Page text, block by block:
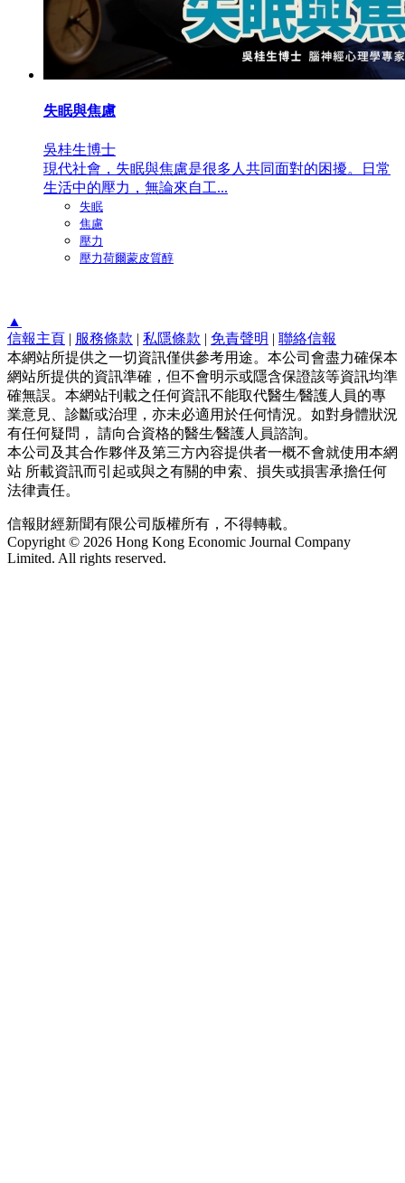
失眠與焦慮
吳桂生博士
現代社會，失眠與焦慮是很多人共同面對的困擾。日常
生活中的壓力，無論來自工...
失眠
焦慮
壓力
壓力荷爾蒙皮質醇
▲
信報主頁 | 服務條款 | 私隱條款 | 免責聲明 | 聯絡信報
本網站所提供之一切資訊僅供參考用途。本公司會盡力確保本
網站所提供的資訊準確，但不會明示或隱含保證該等資訊均準
確無誤。本網站刊載之任何資訊不能取代醫生∕醫護人員的專
業意見、診斷或治理，亦未必適用於任何情況。如對身體狀況
有任何疑問， 請向合資格的醫生∕醫護人員諮詢。
本公司及其合作夥伴及第三方內容提供者一概不會就使用本網
站 所載資訊而引起或與之有關的申索、損失或損害承擔任何
法律責任。
信報財經新聞有限公司版權所有，不得轉載。
Copyright © 2026 Hong Kong Economic Journal Company
Limited. All rights reserved.